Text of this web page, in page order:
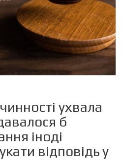
ухвала
б
іноді
відповідь у